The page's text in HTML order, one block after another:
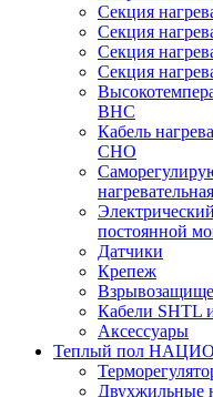
Секция
Секция
Секция
Секция
ВНС
Кабель
СНО
постоянной
Датчики
Крепеж
Кабели SHTL
Аксессуары
Теплый пол
Двухжильные